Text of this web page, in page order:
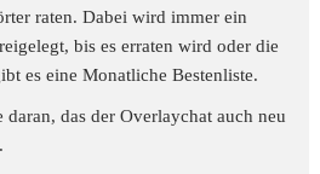
raten. Dabei wird immer ein
bis es erraten wird oder die
es eine Monatliche Bestenliste.
daran, das der Overlaychat auch neu